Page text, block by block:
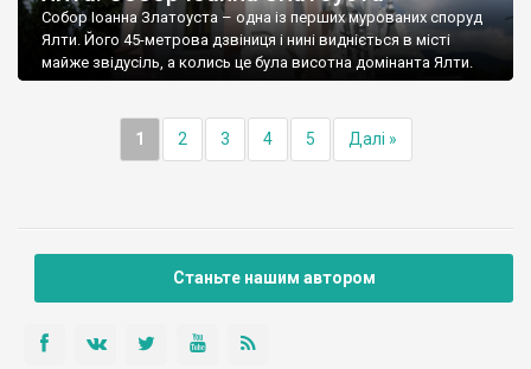
Собор Іоанна Златоуста – одна із перших мурованих споруд
Ялти. Його 45-метрова дзвіниця і нині видніється в місті
майже звідусіль, а колись це була висотна домінанта Ялти.
1 2 3 4 5 Далі »
Станьте нашим автором